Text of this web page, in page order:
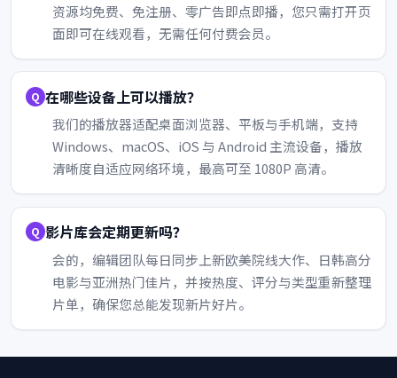
资源均免费、免注册、零广告即点即播，您只需打开页
面即可在线观看，无需任何付费会员。
在哪些设备上可以播放？
我们的播放器适配桌面浏览器、平板与手机端，支持
Windows、macOS、iOS 与 Android 主流设备，播放
清晰度自适应网络环境，最高可至 1080P 高清。
影片库会定期更新吗？
会的，编辑团队每日同步上新欧美院线大作、日韩高分
电影与亚洲热门佳片，并按热度、评分与类型重新整理
片单，确保您总能发现新片好片。